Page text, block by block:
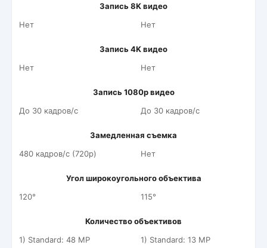
Запись 8K видео
Нет
Нет
Запись 4K видео
Нет
Нет
Запись 1080p видео
До 30 кадров/c
До 30 кадров/c
Замедленная съемка
480 кадров/c (720p)
Нет
Угол широкоугольного объектива
120°
115°
Количество объективов
1) Standard: 48 MP
1) Standard: 13 MP